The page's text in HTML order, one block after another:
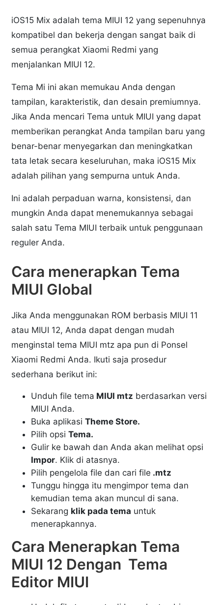
iOS15 Mix adalah tema MIUI 12 yang sepenuhnya
kompatibel dan bekerja dengan sangat baik di
semua perangkat Xiaomi Redmi yang
menjalankan MIUI 12.
Tema Mi ini akan memukau Anda dengan
tampilan, karakteristik, dan desain premiumnya.
Jika Anda mencari Tema untuk MIUI yang dapat
memberikan perangkat Anda tampilan baru yang
benar-benar menyegarkan dan meningkatkan
tata letak secara keseluruhan, maka iOS15 Mix
adalah pilihan yang sempurna untuk Anda.
Ini adalah perpaduan warna, konsistensi, dan
mungkin Anda dapat menemukannya sebagai
salah satu Tema MIUI terbaik untuk penggunaan
reguler Anda.
Cara menerapkan Tema
MIUI Global
Jika Anda menggunakan ROM berbasis MIUI 11
atau MIUI 12, Anda dapat dengan mudah
menginstal tema MIUI mtz apa pun di Ponsel
Xiaomi Redmi Anda. Ikuti saja prosedur
sederhana berikut ini:
Unduh file tema MIUI mtz berdasarkan versi
MIUI Anda.
Buka aplikasiTheme Store.
Pilih opsiTema.
Gulir ke bawah dan Anda akan melihat opsi
Impor. Klik di atasnya.
Pilih pengelola file dan cari file .mtz
Tunggu hingga itu mengimpor tema dan
kemudian tema akan muncul di sana.
Sekarang klik pada tema untuk
menerapkannya.
Cara Menerapkan Tema
MIUI 12 Dengan Tema
Editor MIUI